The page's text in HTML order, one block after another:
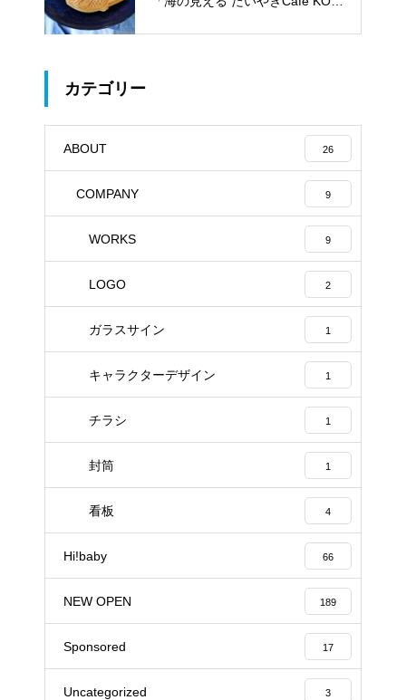
カテゴリー
ABOUT 26
COMPANY 9
WORKS 9
LOGO 2
ガラスサイン 1
キャラクターデザイン 1
チラシ 1
封筒 1
看板 4
Hi!baby 66
NEW OPEN 189
Sponsored 17
Uncategorized 3